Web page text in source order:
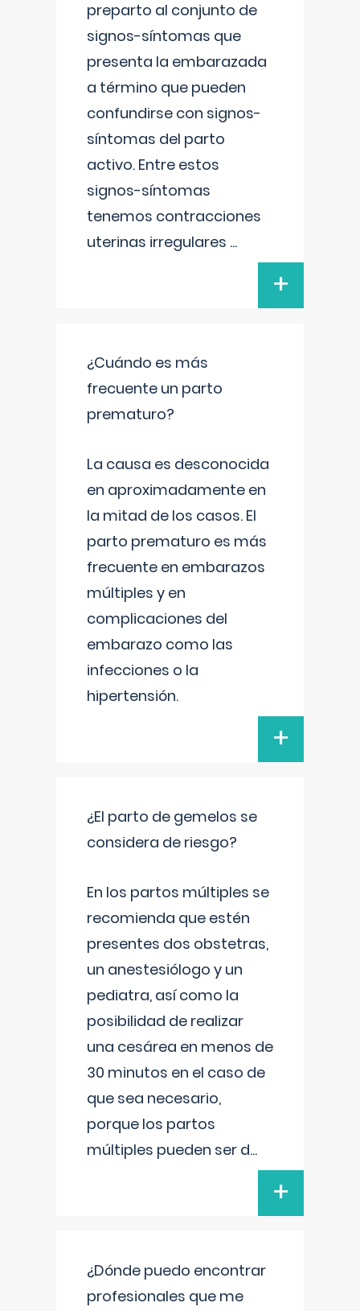
preparto al conjunto de
signos-síntomas que
presenta la embarazada
a término que pueden
confundirse con signos-
síntomas del parto
activo. Entre estos
signos-síntomas
tenemos contracciones
uterinas irregulares ...
+
¿Cuándo es más
frecuente un parto
prematuro?
La causa es desconocida
en aproximadamente en
la mitad de los casos. El
parto prematuro es más
frecuente en embarazos
múltiples y en
complicaciones del
embarazo como las
infecciones o la
hipertensión.
+
¿El parto de gemelos se
considera de riesgo?
En los partos múltiples se
recomienda que estén
presentes dos obstetras,
un anestesiólogo y un
pediatra, así como la
posibilidad de realizar
una cesárea en menos de
30 minutos en el caso de
que sea necesario,
porque los partos
múltiples pueden ser d...
+
¿Dónde puedo encontrar
profesionales que me